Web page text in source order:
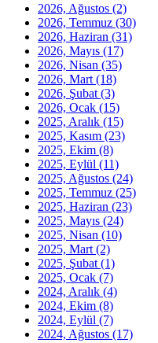
2026, Ağustos (2)
2026, Temmuz (30)
2026, Haziran (31)
2026, Mayıs (17)
2026, Nisan (35)
2026, Mart (18)
2026, Şubat (3)
2026, Ocak (15)
2025, Aralık (15)
2025, Kasım (23)
2025, Ekim (8)
2025, Eylül (11)
2025, Ağustos (24)
2025, Temmuz (25)
2025, Haziran (23)
2025, Mayıs (24)
2025, Nisan (10)
2025, Mart (2)
2025, Şubat (1)
2025, Ocak (7)
2024, Aralık (4)
2024, Ekim (8)
2024, Eylül (7)
2024, Ağustos (17)